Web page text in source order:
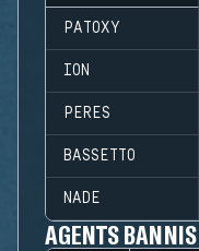
PATOXY
ION
PERES
BASSETTO
NADE
AGENTS BANNIS